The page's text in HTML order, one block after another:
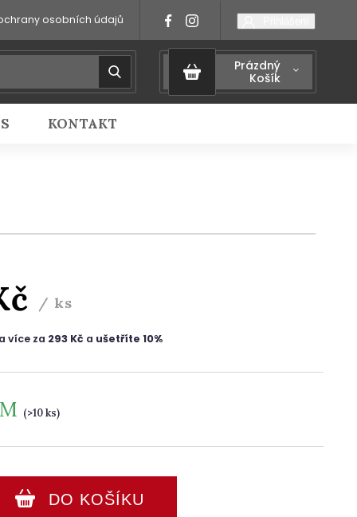
osobních údajů
Prázdný
Košík
KONTAKT
/ ks
více za 293 Kč a ušetříte 10%
(>10 ks)
DO KOŠÍKU